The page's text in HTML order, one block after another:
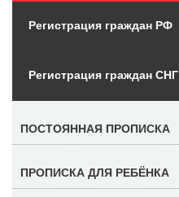
Регистрация граждан РФ
Регистрация граждан СНГ
ПОСТОЯННАЯ ПРОПИСКА
ПРОПИСКА ДЛЯ РЕБЁНКА